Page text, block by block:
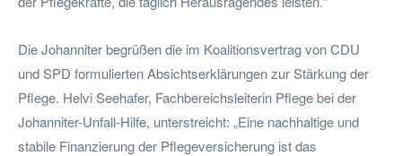
Die Johanniter begrüßen die im Koalitionsvertrag von CDU
und SPD formulierten Absichtserklärungen zur Stärkung der
Pflege. Helvi Seehafer, Fachbereichsleiterin Pflege bei der
Johanniter-Unfall-Hilfe, unterstreicht: „Eine nachhaltige und
stabile Finanzierung der Pflegeversicherung ist das